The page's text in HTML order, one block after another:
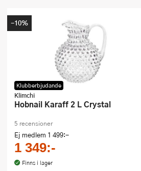
Klubberbjudande
Klimchi
Hobnail Karaff 2 L Crystal
5 recensioner
Ej medlem 1 499:-
1 349:-
Finns i lager
-10%